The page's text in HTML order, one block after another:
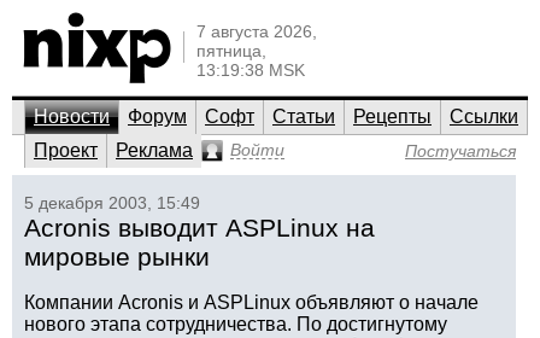
7 августа 2026,
пятница,
13:19:38 MSK
Новости Форум Софт Статьи Рецепты
Ссылки
Проект
Реклама Войти Постучаться
5 декабря 2003, 15:49
Acronis выводит ASPLinux на
мировые рынки
Компании Acronis и ASPLinux объявляют о начале
нового этапа сотрудничества. По достигнутому